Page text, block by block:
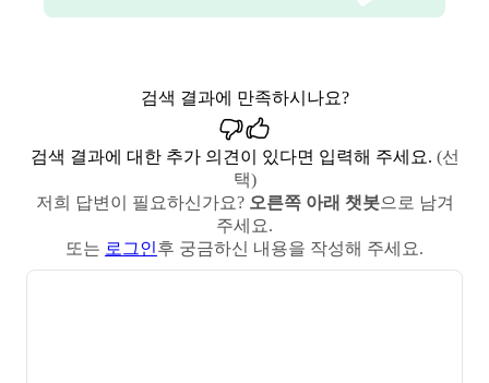
검색 결과에 만족하시나요?
검색 결과에 대한 추가 의견이 있다면 입력해 주세요. (선
택)
저희 답변이 필요하신가요? 오른쪽 아래 챗봇으로 남겨
주세요.
또는 로그인후 궁금하신 내용을 작성해 주세요.